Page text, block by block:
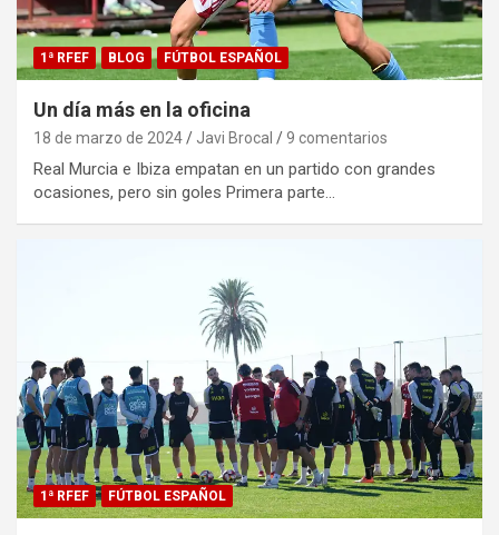
1ª RFEF BLOG FÚTBOL ESPAÑOL
Un día más en la oficina
18 de marzo de 2024 Javi Brocal 9 comentarios
Real Murcia e Ibiza empatan en un partido con grandes
ocasiones, pero sin goles Primera parte…
1ª RFEF FÚTBOL ESPAÑOL